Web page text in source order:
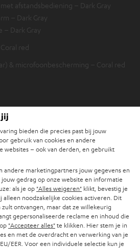
met afstandsbediening – Dark Gray
– Dark Gray
– Dark Gray
red
& microfoonbescherming – Coral red
jij
bieden die precies past bij jouw
gebruik van cookies en andere
websites – ook van derden, en gebruikt
marketingpartners jouw gegevens en
gedrag op onze website en informatie
als je op "Alles weigeren" klikt, bevestig je
alleen noodzakelijke cookies activeren. Dit
ontvangen, maar dat ze willekeurig
gepersonaliseerde reclame en inhoud die
"Accepteer alles"te klikken. Hier stem je in
en met de overdracht en verwerking van je
EER. Voor een individuele selectie kun je